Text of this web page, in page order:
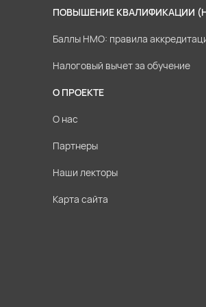
ПОВЫШЕНИЕ КВАЛИФИКАЦИИ
Баллы НМО: правила
Налоговый вычет за обучение
О ПРОЕКТЕ
О нас
Партнеры
Наши лекторы
Карта сайта